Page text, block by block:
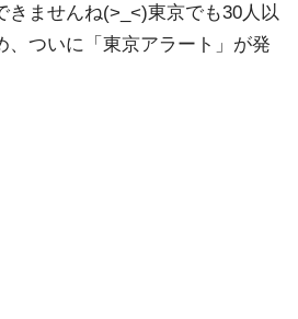
きませんね(>_<)東京でも30人以
、ついに「東京アラート」が発